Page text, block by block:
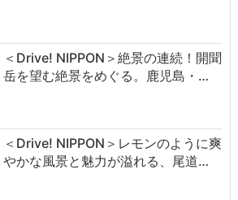
＜Drive! NIPPON＞絶景の連続！開聞
岳を望む絶景をめぐる。鹿児島・…
＜Drive! NIPPON＞レモンのように爽
やかな風景と魅力が溢れる、尾道…